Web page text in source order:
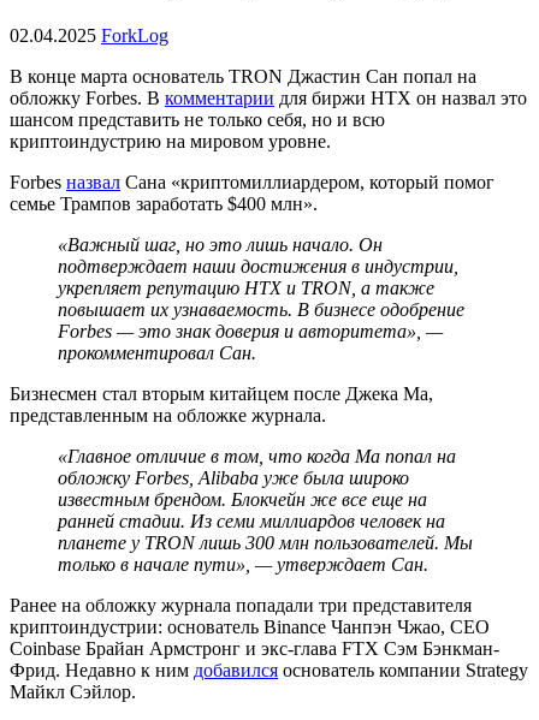
02.04.2025 ForkLog
В конце марта основатель TRON Джастин Сан попал на
обложку Forbes. В комментарии для биржи HTX он назвал это
шансом представить не только себя, но и всю
криптоиндустрию на мировом уровне.
Forbes назвал Сана «криптомиллиардером, который помог
семье Трампов заработать $400 млн».
«Важный шаг, но это лишь начало. Он
подтверждает наши достижения в индустрии,
укрепляет репутацию HTX и TRON, а также
повышает их узнаваемость. В бизнесе одобрение
Forbes — это знак доверия и авторитета», —
прокомментировал Сан.
Бизнесмен стал вторым китайцем после Джека Ма,
представленным на обложке журнала.
«Главное отличие в том, что когда Ма попал на
обложку Forbes, Alibaba уже была широко
известным брендом. Блокчейн же все еще на
ранней стадии. Из семи миллиардов человек на
планете у TRON лишь 300 млн пользователей. Мы
только в начале пути», — утверждает Сан.
Ранее на обложку журнала попадали три представителя
криптоиндустрии: основатель Binance Чанпэн Чжао, CEO
Coinbase Брайан Армстронг и экс-глава FTX Сэм Бэнкман-
Фрид. Недавно к ним добавился основатель компании Strategy
Майкл Сэйлор.